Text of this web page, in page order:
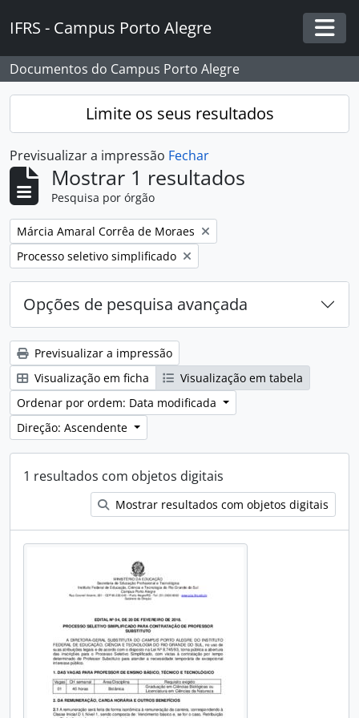
IFRS - Campus Porto Alegre
Documentos do Campus Porto Alegre
Limite os seus resultados
Previsualizar a impressão Fechar
Mostrar 1 resultados
Pesquisa por órgão
Remover filtro:
Márcia Amaral Corrêa de Moraes
Remover filtro:
Processo seletivo simplificado
Opções de pesquisa avançada
Previsualizar a impressão
Visualização em ficha
Visualização em tabela
Ordenar por ordem: Data modificada
Direção: Ascendente
1 resultados com objetos digitais
Mostrar resultados com objetos digitais